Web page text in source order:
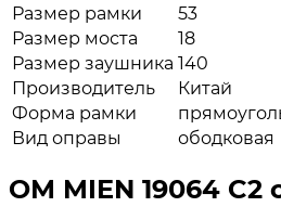
Размер рамки
53
Размер моста
18
Размер заушника 140
Производитель
Китай
Форма рамки
Вид оправы
ободковая
ОМ MIEN 19064 C2